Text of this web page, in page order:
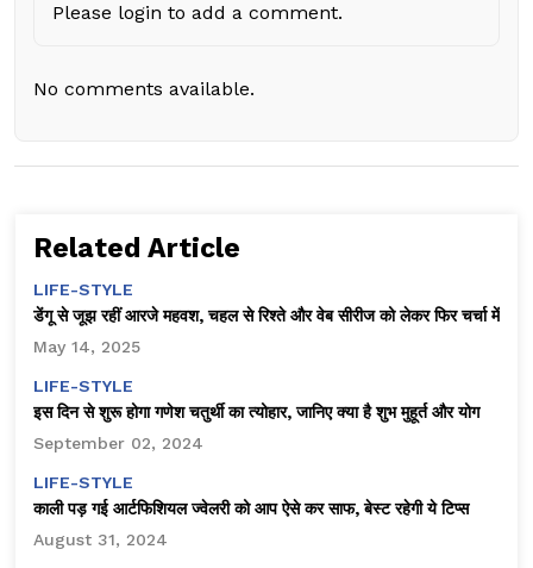
Please login to add a comment.
No comments available.
Related Article
LIFE-STYLE
डेंगू से जूझ रहीं आरजे महवश, चहल से रिश्ते और वेब सीरीज को लेकर फिर चर्चा में
May 14, 2025
LIFE-STYLE
इस दिन से शुरू होगा गणेश चतुर्थी का त्योहार, जानिए क्या है शुभ मुहूर्त और योग
September 02, 2024
LIFE-STYLE
काली पड़ गई आर्टफिशियल ज्वेलरी को आप ऐसे कर साफ, बेस्ट रहेगी ये टिप्स
August 31, 2024